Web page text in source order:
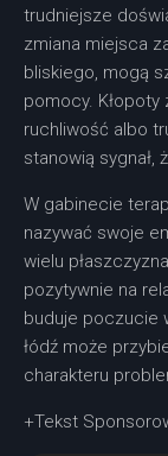
trudniejsze
zmiana miejsca
bliskiego, mogą
pomocy.
ruchliwość albo
stanowią
W gabinecie
nazywać swoje
wielu
pozytywnie na
buduje poczucie
łódź może
charakteru
+Tekst